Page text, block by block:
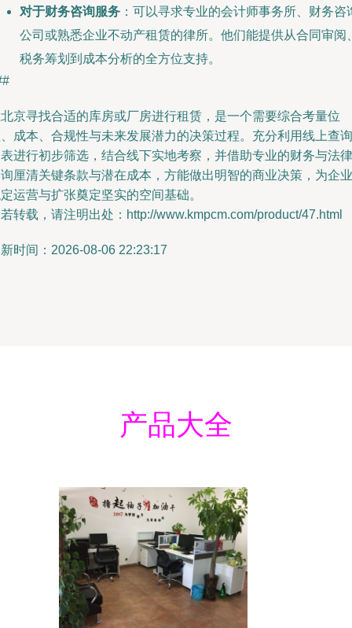
对于财务咨询服务 ：可以寻求专业的会计师事务所、财务咨
公司或熟悉企业不动产租赁的律所。他们能提供从合同审阅
税务筹划到成本分析的全方位支持。
京寻找合适的库房或厂房进行租赁，是一个需要综合考量位
成本、合规性与未来发展潜力的决策过程。充分利用线上查询
进行初步筛选，结合线下实地考察，并借助专业的财务与法律
厘清关键条款与潜在成本，方能做出明智的商业决策，为企业
运营与扩张奠定坚实的空间基础。
转载，请注明出处：http://www.kmpcm.com/product/47.html
时间：2026-08-06 22:23:17
产品大全